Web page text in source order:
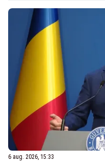
6 aug. 2026, 15:33